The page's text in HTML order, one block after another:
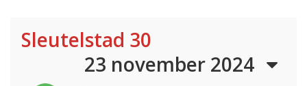
Sleutelstad 30
23 november 2024